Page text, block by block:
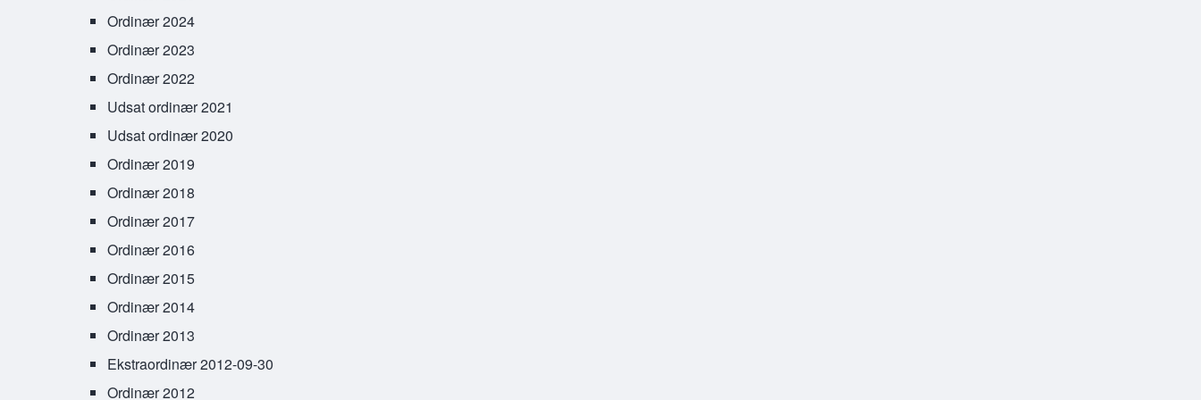
Ordinær 2024
Ordinær 2023
Ordinær 2022
Udsat ordinær 2021
Udsat ordinær 2020
Ordinær 2019
Ordinær 2018
Ordinær 2017
Ordinær 2016
Ordinær 2015
Ordinær 2014
Ordinær 2013
Ekstraordinær 2012-09-30
Ordinær 2012